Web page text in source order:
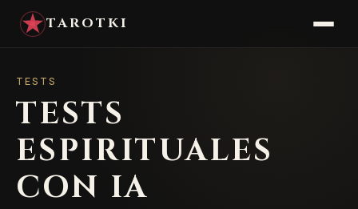
TAROTKI
TESTS
TESTS
ESPIRITUALES
CON IA